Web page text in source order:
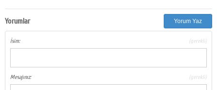
Yorumlar Yorum Yaz
İsim: (gerekli)
Mesajınız: (gerekli)